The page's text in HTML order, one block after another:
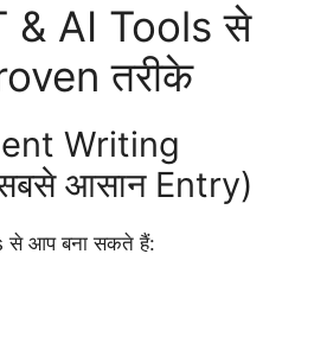
& AI Tools से
तरीके
Writing
आसान Entry)
आप बना सकते हैं: